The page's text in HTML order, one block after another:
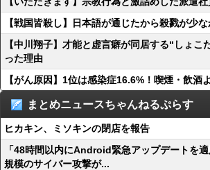
【戦国皆殺し】日本語が通じたから殺戮が少
【中川翔子】才能と虚言癖が同居する“しょこ
った理由
【がん原因】1位は感染症16.6%！喫煙・飲酒
まとめニュースちゃんねるぷらす
ヒカキン、ミソキンの閉店を報告
「48時間以内にAndroid緊急アップデートを
規模のサイバー攻撃が...